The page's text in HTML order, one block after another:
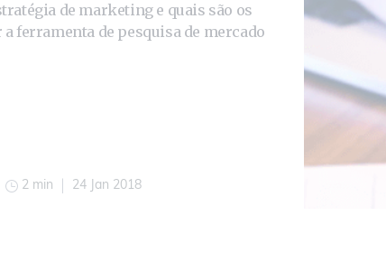
de marketing e quais são os
ferramenta de pesquisa de mercado
2 min 24 Jan 2018